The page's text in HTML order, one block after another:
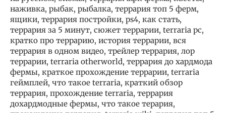
наживка, рыбак, рыбалка, террария топ 5 ферм,
ящики, террария постройки, ps4, как стать,
террария за 5 минут, сюжет террарии, terraria pc,
кратко про террарию, история террарии, вся
террария в одном видео, трейлер террария, лор
террарии, terraria otherworld, террария до хардмода
фермы, краткое прохождение террарии, terraria
геймплей, что такое terraria, краткий обзор
террария, прохождение terraria, террария
дохардмодные фермы, что такое терария,